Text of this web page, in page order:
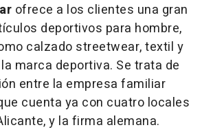
ofrece a los clientes una gran
deportivos para hombre,
calzado streetwear, textil y
marca deportiva. Se trata de
entre la empresa familiar
cuenta ya con cuatro locales
y la firma alemana.